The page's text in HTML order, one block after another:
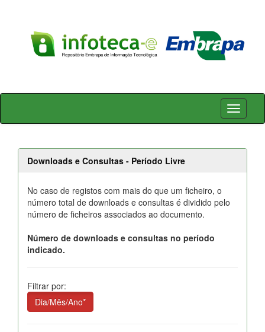
Skip
Downloads e Consultas - Período Livre
No caso de registos com mais do que um ficheiro, o
número total de downloads e consultas é dividido pelo
número de ficheiros associados ao documento.
Número de downloads e consultas no período
indicado.
Filtrar por:
Dia/Mês/Ano*